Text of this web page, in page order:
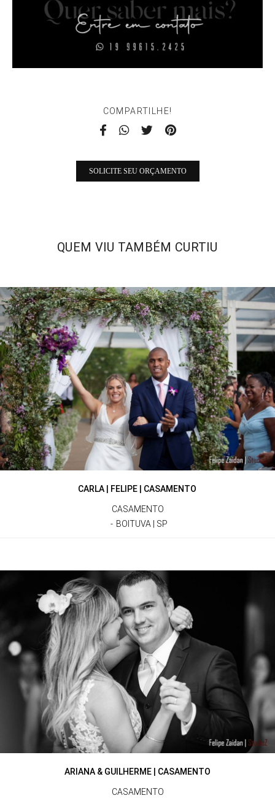
COMPARTILHE!
SOLICITE SEU ORÇAMENTO
QUEM VIU TAMBÉM CURTIU
CARLA | FELIPE | CASAMENTO
CASAMENTO
BOITUVA | SP
ARIANA & GUILHERME | CASAMENTO
CASAMENTO